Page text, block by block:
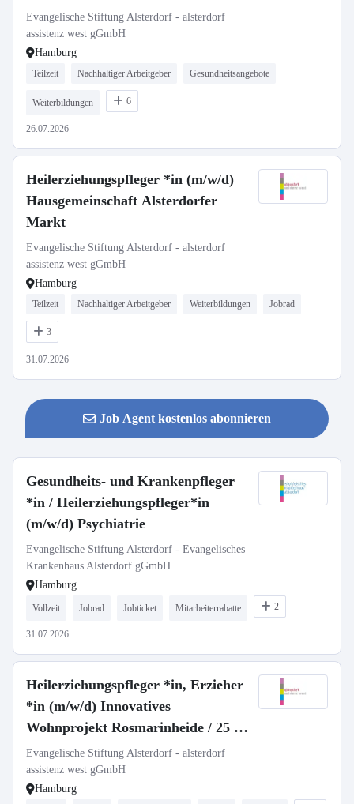
Evangelische Stiftung Alsterdorf - alsterdorf
assistenz west gGmbH
Hamburg
Teilzeit Nachhaltiger Arbeitgeber Gesundheitsangebote
Weiterbildungen 6
26.07.2026
Heilerziehungspfleger *in (m/w/d)
Hausgemeinschaft Alsterdorfer
Markt
Evangelische Stiftung Alsterdorf - alsterdorf
assistenz west gGmbH
Hamburg
Teilzeit Nachhaltiger Arbeitgeber Weiterbildungen Jobrad
3
31.07.2026
Job Agent kostenlos abonnieren
Gesundheits- und Krankenpfleger
*in / Heilerziehungspfleger*in
(m/w/d) Psychiatrie
Evangelische Stiftung Alsterdorf - Evangelisches
Krankenhaus Alsterdorf gGmbH
Hamburg
Vollzeit Jobrad Jobticket Mitarbeiterrabatte 2
31.07.2026
Heilerziehungspfleger *in, Erzieher
*in (m/w/d) Innovatives
Wohnprojekt Rosmarinheide / 25 -
35 Std.
Evangelische Stiftung Alsterdorf - alsterdorf
assistenz west gGmbH
Hamburg